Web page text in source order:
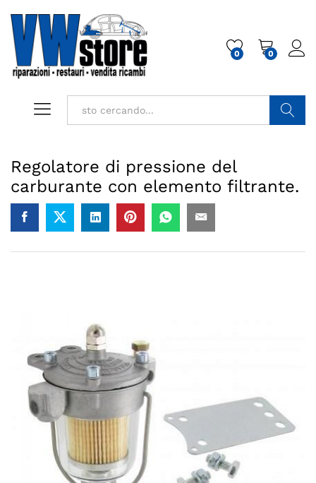
0 0
Regolatore di pressione del
carburante con elemento filtrante.